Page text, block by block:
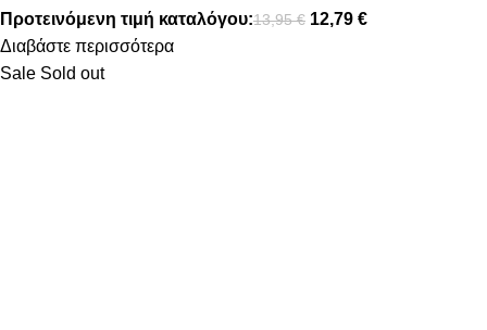
Προτεινόμενη τιμή καταλόγου:13,95€ 12,79 €
Διαβάστε περισσότερα
Sale Sold out